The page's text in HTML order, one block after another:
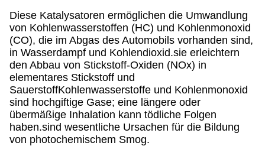
Diese Katalysatoren ermöglichen die Umwandlung
von Kohlenwasserstoffen (HC) und Kohlenmonoxid
(CO), die im Abgas des Automobils vorhanden sind,
in Wasserdampf und Kohlendioxid.sie erleichtern
den Abbau von Stickstoff-Oxiden (NOx) in
elementares Stickstoff und
SauerstoffKohlenwasserstoffe und Kohlenmonoxid
sind hochgiftige Gase; eine längere oder
übermäßige Inhalation kann tödliche Folgen
haben.sind wesentliche Ursachen für die Bildung
von photochemischem Smog.